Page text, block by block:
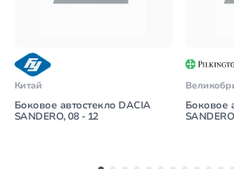
Китай
Боковое автостекло DACIA
SANDERO, 08 - 12
Боковое